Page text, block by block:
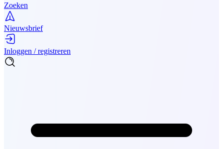
Zoeken
Nieuwsbrief
Inloggen / registreren